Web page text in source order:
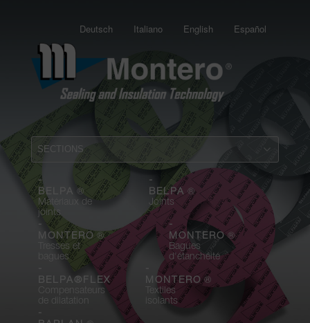
Español
English
Italiano
Deutsch
-
BELPA ®
Matériaux de
joints
-
BELPA ®
Joints
-
MONTERO®
Tresses et
bagues
-
MONTERO®
Bagues
d'étanchéité
BELPA®FLEX
Compensateurs
de dilatation
MONTERO®
Textiles
isolants
-